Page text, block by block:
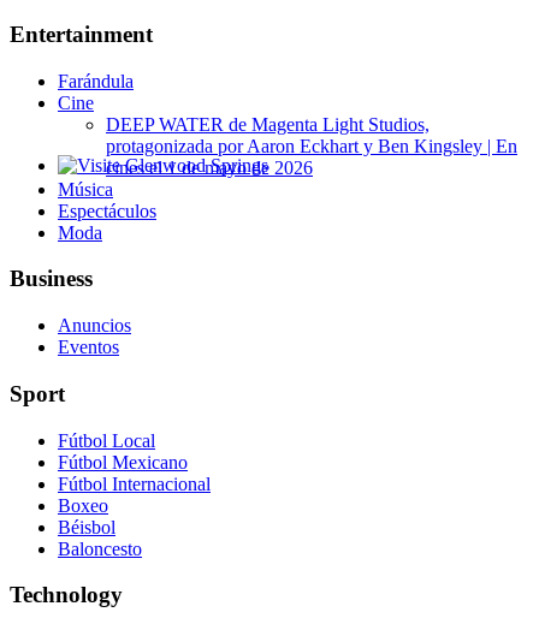
Glenwood Springs - Bello y Encantador
Entertainment
Farándula
Cine
DEEP WATER de Magenta Light Studios,
protagonizada por Aaron Eckhart y Ben Kingsley | En
cines el 1 de mayo de 2026
Música
Espectáculos
Moda
Business
Anuncios
Eventos
Sport
Fútbol Local
Fútbol Mexicano
Fútbol Internacional
Boxeo
Béisbol
Baloncesto
Technology